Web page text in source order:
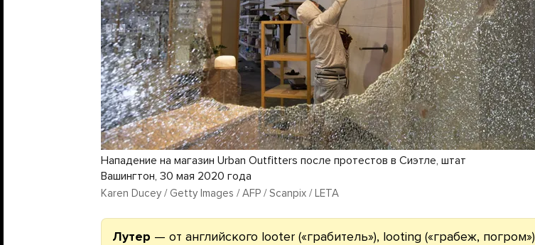
Нападение на магазин Urban Outfitters после протестов в Сиэтле, штат
Вашингтон, 30 мая 2020 года
Karen Ducey / Getty Images / AFP / Scanpix / LETA
Лутер — от английского looter («грабитель»), looting («грабеж, погром»)